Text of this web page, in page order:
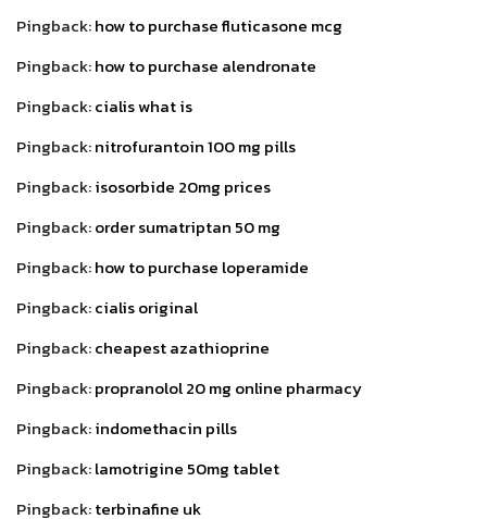
Pingback:how to purchase fluticasone mcg
Pingback:how to purchase alendronate
Pingback:cialis what is
Pingback:nitrofurantoin 100 mg pills
Pingback:isosorbide 20mg prices
Pingback:order sumatriptan 50 mg
Pingback:how to purchase loperamide
Pingback:cialis original
Pingback:cheapest azathioprine
Pingback:propranolol 20 mg online pharmacy
Pingback:indomethacin pills
Pingback:lamotrigine 50mg tablet
Pingback:terbinafine uk